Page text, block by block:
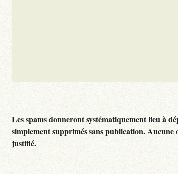
Les spams donneront systématiquement lieu à
simplement supprimés sans publication.
justifié.